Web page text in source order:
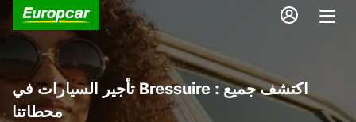
تأجير السيارات في Bressuire : اكتشف جميع
محطاتنا